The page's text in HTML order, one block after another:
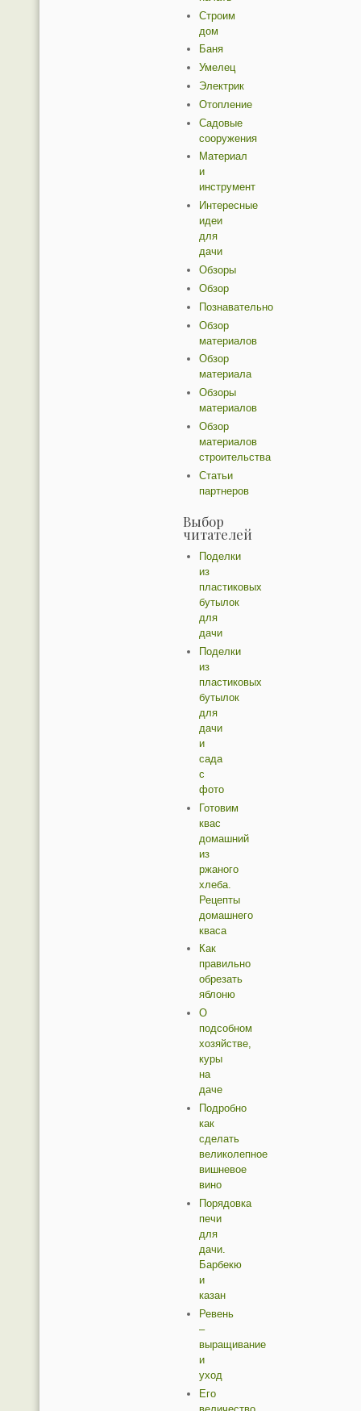
Строим
дом
Баня
Умелец
Электрик
Отопление
Садовые
сооружения
Материал
и
инструмент
Интересные
идеи
для
дачи
Обзоры
Обзор
Познавательно
Обзор
материалов
Обзор
материала
Обзоры
материалов
Обзор
материалов
строительства
Статьи
партнеров
Выбор
читателей
Поделки
из
пластиковых
бутылок
для
дачи
Поделки
из
пластиковых
бутылок
для
дачи
и
сада
с
фото
Готовим
квас
домашний
из
ржаного
хлеба.
Рецепты
домашнего
кваса
Как
правильно
обрезать
яблоню
О
подсобном
хозяйстве,
куры
на
даче
Подробно
как
сделать
великолепное
вишневое
вино
Порядовка
печи
для
дачи.
Барбекю
и
казан
Ревень
–
выращивание
и
уход
Его